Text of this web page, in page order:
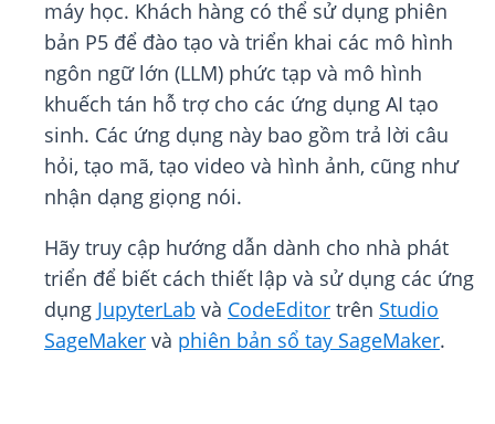
máy học. Khách hàng có thể sử dụng phiên
bản P5 để đào tạo và triển khai các mô hình
ngôn ngữ lớn (LLM) phức tạp và mô hình
khuếch tán hỗ trợ cho các ứng dụng AI tạo
sinh. Các ứng dụng này bao gồm trả lời câu
hỏi, tạo mã, tạo video và hình ảnh, cũng như
nhận dạng giọng nói.
Hãy truy cập hướng dẫn dành cho nhà phát
triển để biết cách thiết lập và sử dụng các ứng
dụng JupyterLab và CodeEditor trên Studio
SageMaker và phiên bản sổ tay SageMaker.